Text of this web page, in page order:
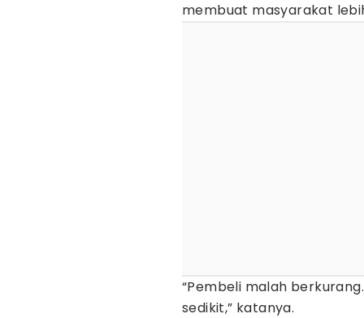
membuat masyarakat
“Pembeli malah
sedikit,” katanya.